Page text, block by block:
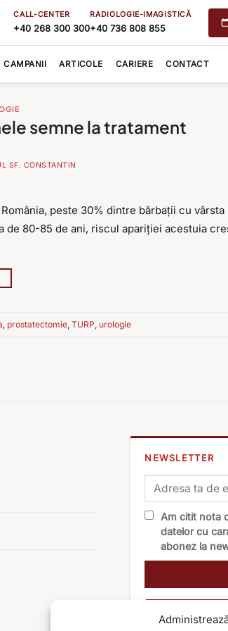
CALL-CENTER
+40 268 300 300
RADIOLOGIE-IMAGISTICĂ
+40 736 808 855
CAMPANII ARTICOLE CARIERE CONTACT
semne la tratament
SF. CONSTANTIN
peste 30% dintre bărbații cu vârsta
80-85 de ani, riscul apariției acestuia
, prostatectomie, TURP, urologie
NEWSLETTER
Am citit nota
datelor cu
abonez la